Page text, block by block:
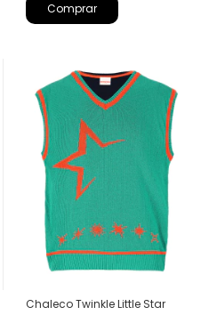
Comprar
Chaleco Twinkle Little Star